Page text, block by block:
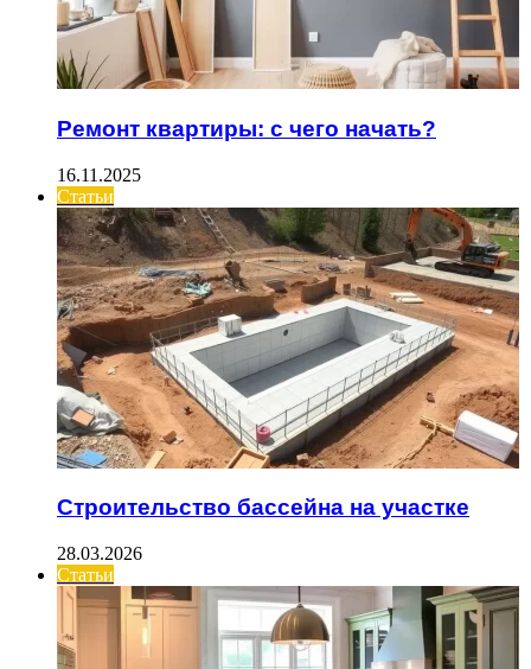
Ремонт квартиры: с чего начать?
16.11.2025
Статьи
Строительство бассейна на участке
28.03.2026
Статьи